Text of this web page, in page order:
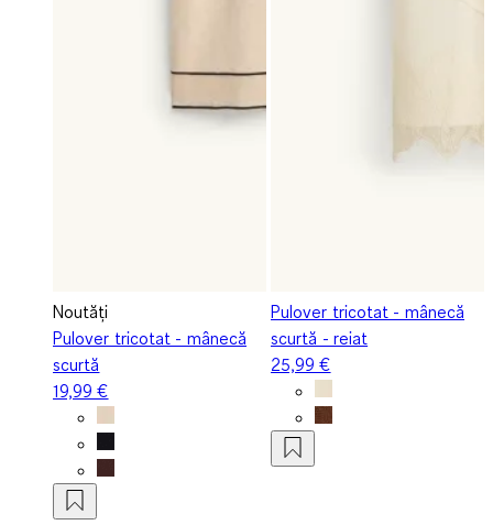
Noutăți
Pulover tricotat - mânecă
scurtă
19,99 €
Pulover tricotat - mânecă
scurtă - reiat
25,99 €